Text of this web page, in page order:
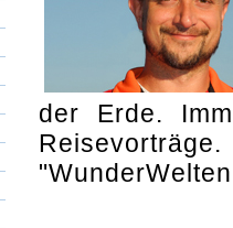
der Erde.